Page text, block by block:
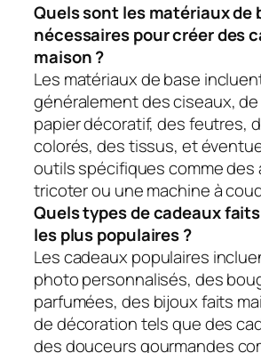
Quels sont les matériaux de
nécessaires pour créer des
maison ?
Les matériaux de base
généralement des ciseaux, de
papier décoratif, des feutres,
colorés, des tissus, et
outils spécifiques comme des
tricoter ou une machine à
Quels types de cadeaux
les plus populaires ?
Les cadeaux populaires
photo personnalisés, des
parfumées, des bijoux faits
de décoration tels que des
des douceurs gourmandes